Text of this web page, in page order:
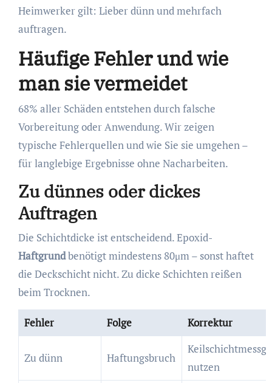
Heimwerker gilt: Lieber dünn und mehrfach
auftragen.
Häufige Fehler und wie
man sie vermeidet
68% aller Schäden entstehen durch falsche
Vorbereitung oder Anwendung. Wir zeigen
typische Fehlerquellen und wie Sie sie umgehen –
für langlebige Ergebnisse ohne Nacharbeiten.
Zu dünnes oder dickes
Auftragen
Die Schichtdicke ist entscheidend. Epoxid-
Haftgrundbenötigt mindestens 80μm – sonst haftet
die Deckschicht nicht. Zu dicke Schichten reißen
beim Trocknen.
Fehler Folge Korrektur
Zu dünn Haftungsbruch
nutzen